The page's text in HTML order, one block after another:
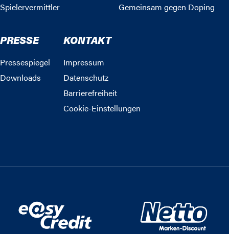
Spielervermittler
Gemeinsam gegen Doping
PRESSE
Pressespiegel
Downloads
KONTAKT
Impressum
Datenschutz
Barrierefreiheit
Cookie-Einstellungen